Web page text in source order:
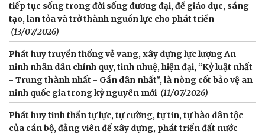
tiếp tục sống trong đời sống đương đại, để giáo dục, sáng
tạo, lan tỏa và trở thành nguồn lực cho phát triển
(13/07/2026)
Phát huy truyền thống vẻ vang, xây dựng lực lượng An
ninh nhân dân chính quy, tinh nhuệ, hiện đại, “Kỷ luật nhất
- Trung thành nhất - Gần dân nhất”, là nòng cốt bảo vệ an
ninh quốc gia trong kỷ nguyên mới (11/07/2026)
Phát huy tinh thần tự lực, tự cường, tự tin, tự hào dân tộc
của cán bộ, đảng viên để xây dựng, phát triển đất nước